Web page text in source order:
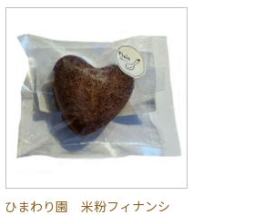
ひまわり園 米粉フィナンシ